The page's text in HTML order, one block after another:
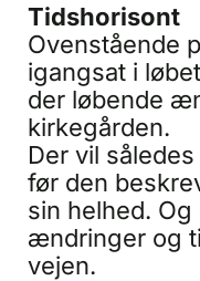
Tidshorisont
Ovenstående
igangsat i
der løbende
kirkegården.
Der vil
før den
sin helhed.
ændringer og
vejen.